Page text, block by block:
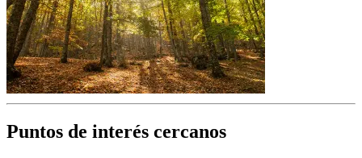
Puntos de interés cercanos